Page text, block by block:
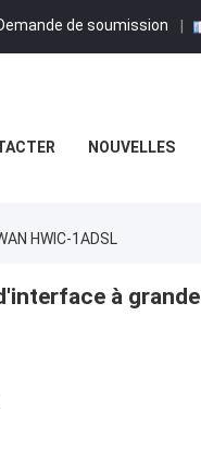
de soumission |
NOUVELLES
HWIC-1ADSL
à grande